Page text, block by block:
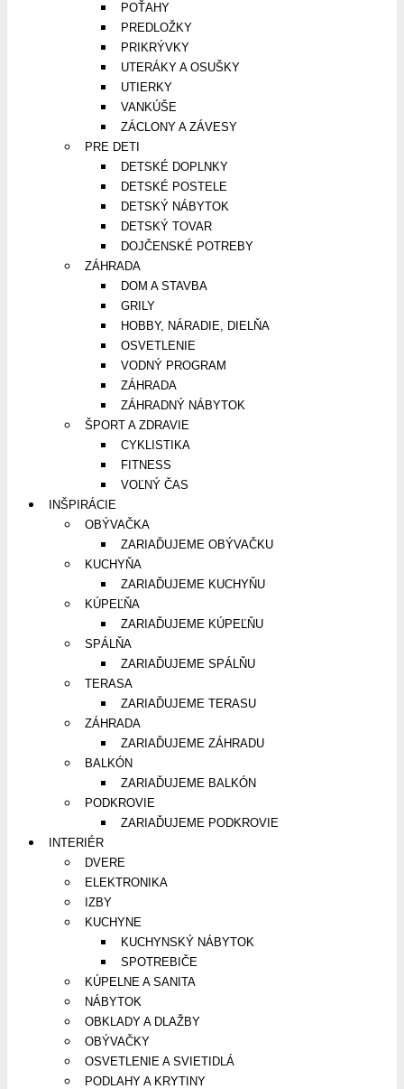
POŤAHY
PREDLOŽKY
PRIKRÝVKY
UTERÁKY A OSUŠKY
UTIERKY
VANKÚŠE
ZÁCLONY A ZÁVESY
PRE DETI
DETSKÉ DOPLNKY
DETSKÉ POSTELE
DETSKÝ NÁBYTOK
DETSKÝ TOVAR
DOJČENSKÉ POTREBY
ZÁHRADA
DOM A STAVBA
GRILY
HOBBY, NÁRADIE, DIELŇA
OSVETLENIE
VODNÝ PROGRAM
ZÁHRADA
ZÁHRADNÝ NÁBYTOK
ŠPORT A ZDRAVIE
CYKLISTIKA
FITNESS
VOĽNÝ ČAS
INŠPIRÁCIE
OBÝVAČKA
ZARIAĎUJEME OBÝVAČKU
KUCHYŇA
ZARIAĎUJEME KUCHYŇU
KÚPEĽŇA
ZARIAĎUJEME KÚPEĽŇU
SPÁLŇA
ZARIAĎUJEME SPÁLŇU
TERASA
ZARIAĎUJEME TERASU
ZÁHRADA
ZARIAĎUJEME ZÁHRADU
BALKÓN
ZARIAĎUJEME BALKÓN
PODKROVIE
ZARIAĎUJEME PODKROVIE
INTERIÉR
DVERE
ELEKTRONIKA
IZBY
KUCHYNE
KUCHYNSKÝ NÁBYTOK
SPOTREBIČE
KÚPELNE A SANITA
NÁBYTOK
OBKLADY A DLAŽBY
OBÝVAČKY
OSVETLENIE A SVIETIDLÁ
PODLAHY A KRYTINY